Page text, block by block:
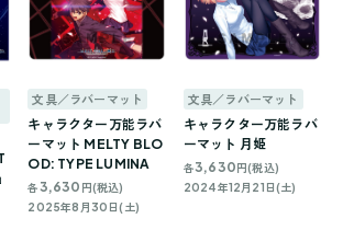
文具／ラバーマット
キャラクター万能ラバ
ーマット MELTY BLO
OD: TYPE LUMINA
各3,630 円(税込)
2025年8月30日(土)
文具／ラバーマット
キャラクター万能ラバ
ーマット 月姫
各3,630円(税込)
2024年12月21日(土)